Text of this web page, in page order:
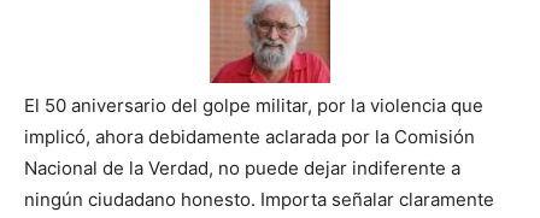
El 50 aniversario del golpe militar, por la violencia que
implicó, ahora debidamente aclarada por la Comisión
Nacional de la Verdad, no puede dejar indiferente a
ningún ciudadano honesto. Importa señalar claramente